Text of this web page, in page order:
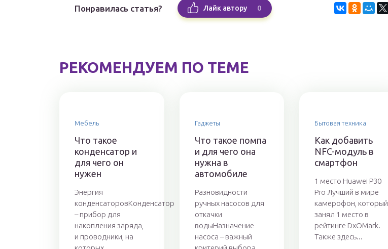
Понравилась статья? Лайк автору 0
РЕКОМЕНДУЕМ ПО ТЕМЕ
Мебель
Что такое
конденсатор и
для чего он
нужен
Энергия
конденсаторовКонденсатор
– прибор для
накопления заряда,
и проводники, на
Гаджеты
Что такое помпа
и для чего она
нужна в
автомобиле
Разновидности
ручных насосов для
откачки
водыНазначение
насоса – важный
Бытовая техника
Как добавить
NFC-модуль в
смартфон
1 место Huawei P30
Pro Лучший в мире
камерофон, который
занял 1 место в
рейтинге DxOMark.
Также здесь...